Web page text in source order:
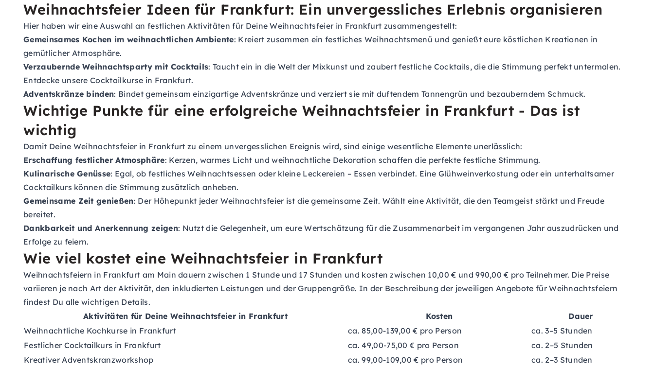
Weihnachtsfeier Ideen für Frankfurt: Ein unvergessliches Erlebnis organisieren
Hier haben wir eine Auswahl an festlichen Aktivitäten für Deine Weihnachtsfeier in Frankfurt zusammengestellt:
Gemeinsames Kochen im weihnachtlichen Ambiente: Kreiert zusammen ein festliches Weihnachtsmenü und genießt eure köstlichen Kreationen in
gemütlicher Atmosphäre.
Verzaubernde Weihnachtsparty mit Cocktails: Taucht ein in die Welt der Mixkunst und zaubert festliche Cocktails, die die Stimmung perfekt untermalen.
Entdecke unsere Cocktailkurse in Frankfurt.
Adventskränze binden: Bindet gemeinsam einzigartige Adventskränze und verziert sie mit duftendem Tannengrün und bezauberndem Schmuck.
Wichtige Punkte für eine erfolgreiche Weihnachtsfeier in Frankfurt - Das ist
wichtig
Damit Deine Weihnachtsfeier in Frankfurt zu einem unvergesslichen Ereignis wird, sind einige wesentliche Elemente unerlässlich:
Erschaffung festlicher Atmosphäre: Kerzen, warmes Licht und weihnachtliche Dekoration schaffen die perfekte festliche Stimmung.
Kulinarische Genüsse: Egal, ob festliches Weihnachtsessen oder kleine Leckereien – Essen verbindet. Eine Glühweinverkostung oder ein unterhaltsamer
Cocktailkurs können die Stimmung zusätzlich anheben.
Gemeinsame Zeit genießen: Der Höhepunkt jeder Weihnachtsfeier ist die gemeinsame Zeit. Wählt eine Aktivität, die den Teamgeist stärkt und Freude
bereitet.
Dankbarkeit und Anerkennung zeigen: Nutzt die Gelegenheit, um eure Wertschätzung für die Zusammenarbeit im vergangenen Jahr auszudrücken und
Erfolge zu feiern.
Wie viel kostet eine Weihnachtsfeier in Frankfurt
Weihnachtsfeiern in Frankfurt am Main dauern zwischen 1 Stunde und 17 Stunden und kosten zwischen 10,00 € und 990,00 € pro Teilnehmer. Die Preise
variieren je nach Art der Aktivität, den inkludierten Leistungen und der Gruppengröße. In der Beschreibung der jeweiligen Angebote für Weihnachtsfeiern
findest Du alle wichtigen Details.
Aktivitäten für Deine Weihnachtsfeier in Frankfurt
Kosten
Dauer
Weihnachtliche Kochkurse in Frankfurt
ca. 85,00-139,00 € pro Person
ca. 3–5 Stunden
Festlicher Cocktailkurs in Frankfurt
ca. 49,00-75,00 € pro Person
ca. 2–5 Stunden
Kreativer Adventskranzworkshop
ca. 99,00-109,00 € pro Person ca. 2–3 Stunden